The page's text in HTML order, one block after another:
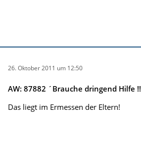
26. Oktober 2011 um 12:50
AW: 87882 ´Brauche dringend Hilfe !!
Das liegt im Ermessen der Eltern!